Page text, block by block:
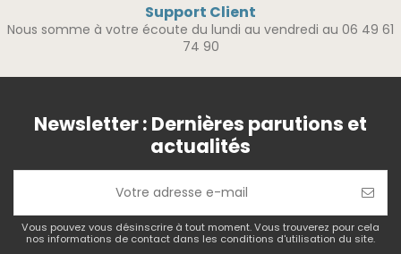
Support Client
Nous somme à votre écoute du lundi au vendredi au 06 49 61
74 90
Newsletter : Dernières parutions et
actualités
Vous pouvez vous désinscrire à tout moment. Vous trouverez pour cela
nos informations de contact dans les conditions d'utilisation du site.